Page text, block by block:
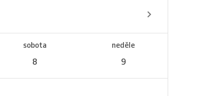
sobota
8
neděle
9